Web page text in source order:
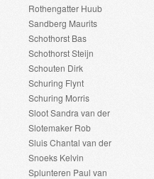
Rothengatter Huub
Sandberg Maurits
Schothorst Bas
Schothorst Steijn
Schouten Dirk
Schuring Flynt
Schuring Morris
Sloot Sandra van der
Slotemaker Rob
Sluis Chantal van der
Snoeks Kelvin
Splunteren Paul van